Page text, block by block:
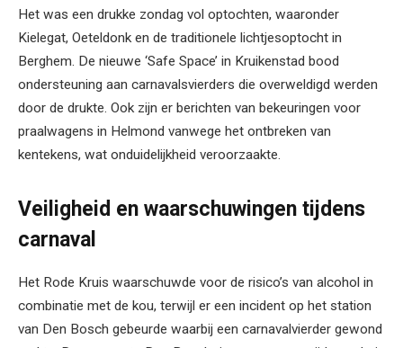
Het was een drukke zondag vol optochten, waaronder
Kielegat, Oeteldonk en de traditionele lichtjesoptocht in
Berghem. De nieuwe ‘Safe Space’ in Kruikenstad bood
ondersteuning aan carnavalsvierders die overweldigd werden
door de drukte. Ook zijn er berichten van bekeuringen voor
praalwagens in Helmond vanwege het ontbreken van
kentekens, wat onduidelijkheid veroorzaakte.
Veiligheid en waarschuwingen tijdens
carnaval
Het Rode Kruis waarschuwde voor de risico’s van alcohol in
combinatie met de kou, terwijl er een incident op het station
van Den Bosch gebeurde waarbij een carnavalvierder gewond